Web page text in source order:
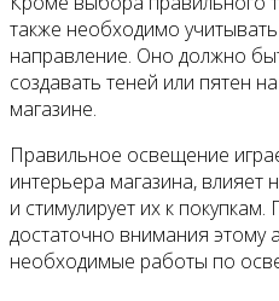
также необходимо
направление. Оно должно
создавать теней или пятен
магазине.
Правильное освещение
интерьера магазина, влияет
и стимулирует их к
достаточно внимания этому
необходимые работы по